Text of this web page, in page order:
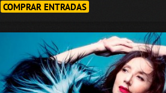
COMPRAR ENTRADAS